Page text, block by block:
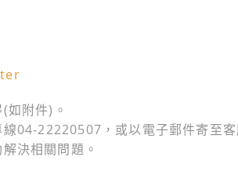
如附件)。
04-22220507，或以電子郵件寄至客
決相關問題。